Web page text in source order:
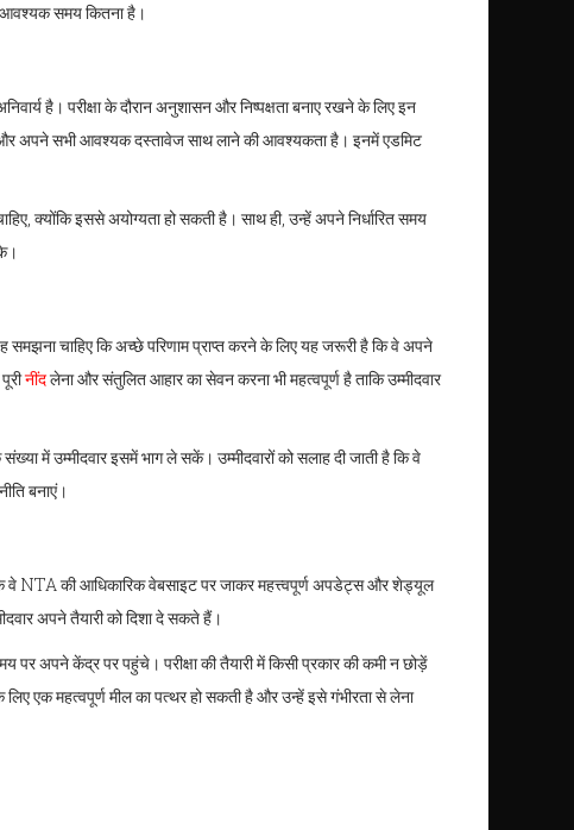
आवश्यक समय कितना है।
है। परीक्षा के दौरान अनुशासन और निष्पक्षता बनाए रखने के लिए इन
और अपने सभी आवश्यक दस्तावेज साथ लाने की आवश्यकता है। इनमें एडमिट
क्योंकि इससे अयोग्यता हो सकती है। साथ ही, उन्हें अपने निर्धारित समय
समझना चाहिए कि अच्छे परिणाम प्राप्त करने के लिए यह जरूरी है कि वे अपने
नींदलेना और संतुलित आहार का सेवन करना भी महत्वपूर्ण है ताकि उम्मीदवार
में उम्मीदवार इसमें भाग ले सकें। उम्मीदवारों को सलाह दी जाती है कि वे
बनाएं।
कि वे NTA की आधिकारिक वेबसाइट पर जाकर महत्त्वपूर्ण अपडेट्स और शेड्यूल
अपने तैयारी को दिशा दे सकते हैं।
पर अपने केंद्र पर पहुंचे। परीक्षा की तैयारी में किसी प्रकार की कमी न छोड़ें
एक महत्वपूर्ण मील का पत्थर हो सकती है और उन्हें इसे गंभीरता से लेना